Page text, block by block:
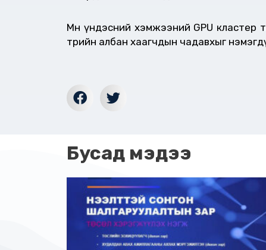
Мөн үндэсний хэмжээний GPU кластер
төрийн албан хаагчдын чадавхыг
Бусад мэдээ